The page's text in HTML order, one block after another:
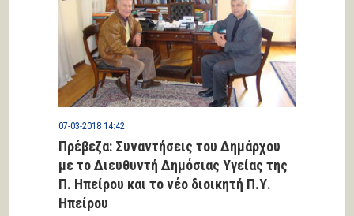
07-03-2018 14:42
Πρέβεζα: Συναντήσεις του Δημάρχου
με το Διευθυντή Δημόσιας Υγείας της
Π. Ηπείρου και το νέο διοικητή Π.Υ.
Ηπείρου